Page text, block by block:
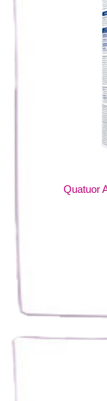
Quatuor